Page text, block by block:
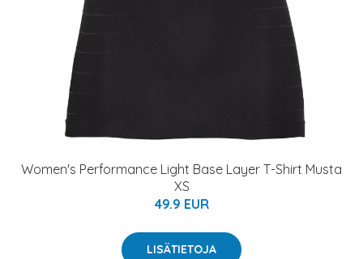
Women's Performance Light Base Layer T-Shirt Musta
XS
49.9 EUR
LISÄTIETOJA